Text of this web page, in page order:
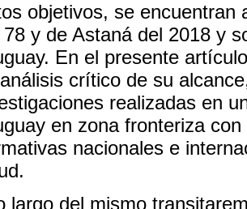
objetivos, se encuentran
78 y de Astaná del 2018 y
En el presente
crítico de su
realizadas en
en zona fronteriza
nacionales e
largo del mismo